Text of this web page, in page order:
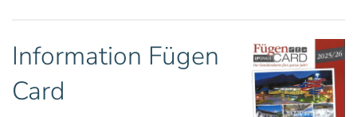
Information Fügen
Card